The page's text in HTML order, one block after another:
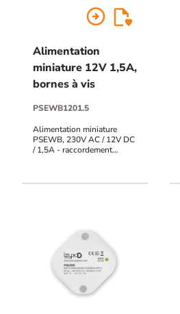
arrow_circle_right
Alimentation
miniature 12V 1,5A,
bornes à vis
PSEWB1201.5
Alimentation miniature
PSEWB, 230V AC / 12V DC
/ 1,5A - raccordement